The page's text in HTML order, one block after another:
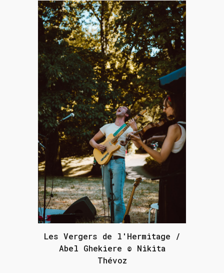
Les Vergers de l'Hermitage /
Abel Ghekiere © Nikita
Thévoz